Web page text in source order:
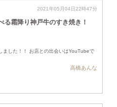
2021年05月04日22時47分
る霜降り神戸牛のすき焼き！
した！！ お店との出会いはYouTubeで
高橋あんな